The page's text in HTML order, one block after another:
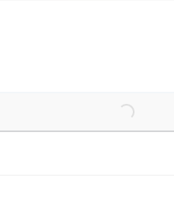
Loading...